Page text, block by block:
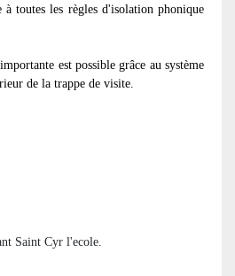
toutes les règles d'isolation phonique
est possible grâce au système
de la trappe de visite.
Saint Cyr l'ecole.